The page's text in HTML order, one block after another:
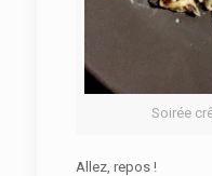
Soirée
Allez, repos !